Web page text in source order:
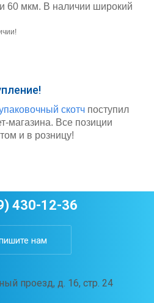
60 мкм. В наличии широкий
скотч поступил
магазина. Все позиции
и в розницу!
430-12-36
нам
проезд, д. 16, стр. 24